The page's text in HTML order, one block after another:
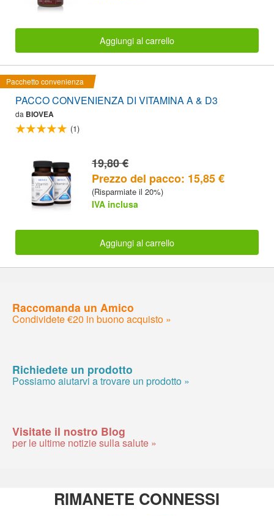
Aggiungi al carrello
Pacchetto convenienza
PACCO CONVENIENZA DI VITAMINA A & D3
da BIOVEA
(1)
19,80 €
Prezzo del pacco: 15,85 €
(Risparmiate il 20%)
IVA inclusa
Aggiungi al carrello
Raccomanda un Amico
Condividete €20 in buono acquisto »
Richiedete un prodotto
Possiamo aiutarvi a trovare un prodotto »
Visitate il nostro Blog
per le ultime notizie sulla salute »
RIMANETE CONNESSI